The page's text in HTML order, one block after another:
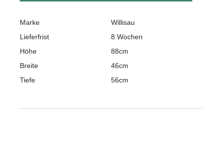
Marke
Willisau
Lieferfrist
8 Wochen
Höhe
88cm
Breite
46cm
Tiefe
56cm